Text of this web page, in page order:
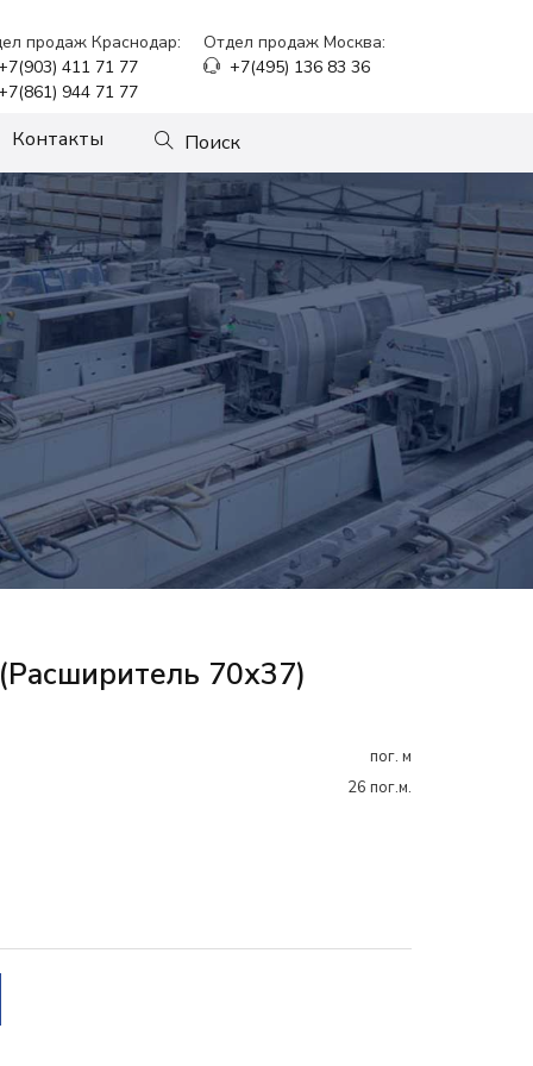
продаж Краснодар:
411 71 77
944 71 77
Отдел продаж Москва:
+7(495) 136 83 36
Контакты Поиск
70х37)
пог. м
26 пог.м.